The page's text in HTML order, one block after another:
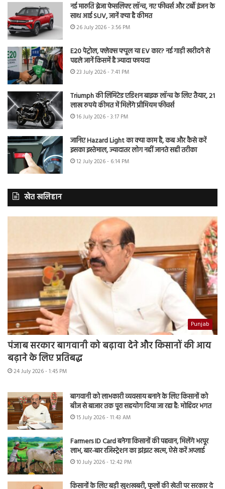
नई मारुति ब्रेजा फेसलिफ्ट लॉन्च, नए फीचर्स और टर्बो इंजन के
साथ आई SUV, जानें क्या है कीमत
26 July 2026 - 3:56 PM
E20 पेट्रोल, फ्लेक्स फ्यूल या EV कार? नई गाड़ी खरीदने से
पहले जानें किसमें है ज्यादा फायदा
23 July 2026 - 7:41 PM
Triumph की लिमिटेड एडिशन बाइक लॉन्च के लिए तैयार, 21
लाख रुपये कीमत में मिलेंगे प्रीमियम फीचर्स
16 July 2026 - 3:17 PM
जानिए Hazard Light का क्या काम है, कब और कैसे करें
इसका इस्तेमाल, ज्यादातर लोग नहीं जानते सही तरीका
12 July 2026 - 6:14 PM
खेत खलिहान
Punjab
पंजाब सरकार बागवानी को बढ़ावा देने और किसानों की आय
बढ़ाने के लिए प्रतिबद्ध
24 July 2026 - 1:45 PM
बागवानी को लाभकारी व्यवसाय बनाने के लिए किसानों को
बीज से बाजार तक पूरा सहयोग दिया जा रहा है: मोहिंदर भगत
15 July 2026 - 11:43 AM
Farmers ID Card बनेगा किसानों की पहचान, मिलेंगे भरपूर
लाभ, बार-बार रजिस्ट्रेशन का झंझट खत्म, ऐसे करें अप्लाई
10 July 2026 - 12:42 PM
किसानों के लिए बड़ी खुशखबरी, फूलों की खेती पर सरकार दे